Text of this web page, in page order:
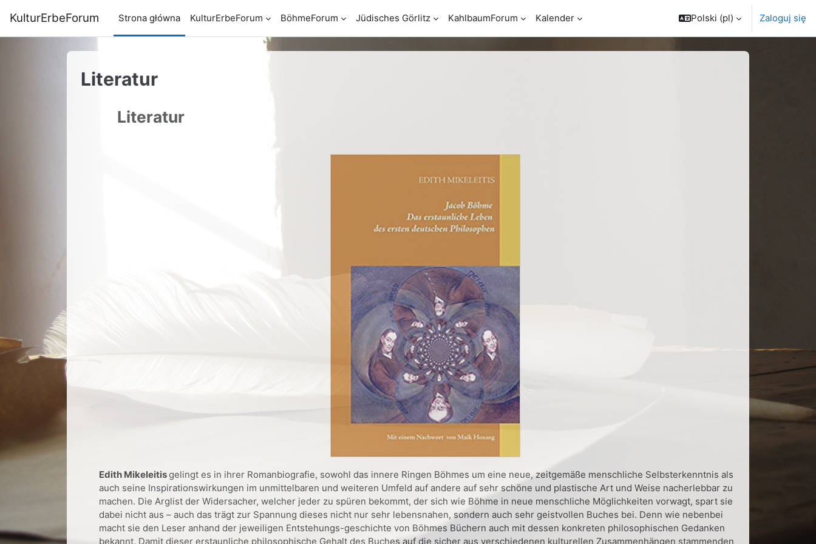
KulturErbeForum Strona główna KulturErbeForum BöhmeForum Jüdisches Görlitz KahlbaumForum Kalender Polski ‎(pl)‎ Zaloguj się
Literatur
Literatur
Edith Mikeleitisgelingt es in ihrer Romanbiografie, sowohl das innere Ringen Böhmes um eine neue, zeitgemäße menschliche Selbsterkenntnis als
auch seine Inspirationswirkungen im unmittelbaren und weiteren Umfeld auf andere auf sehr schöne und plastische Art und Weise nacherlebbar zu
machen. Die Arglist der Widersacher, welcher jeder zu spüren bekommt, der sich wie Böhme in neue menschliche Möglichkeiten vorwagt, spart sie
dabei nicht aus – auch das trägt zur Spannung dieses nicht nur sehr lebensnahen, sondern auch sehr geistvollen Buches bei. Denn wie nebenbei
macht sie den Leser anhand der jeweiligen Entstehungs-geschichte von Böhmes Büchern auch mit dessen konkreten philosophischen Gedanken
bekannt. Damit dieser erstaunliche philosophische Gehalt des Buches auf die sicher aus verschiedenen kulturellen Zusammenhängen stammenden